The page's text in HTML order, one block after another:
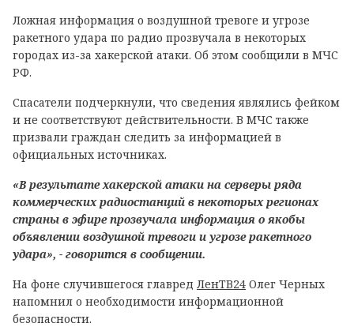
Ложная информация о воздушной тревоге и угрозе
ракетного удара по радио прозвучала в некоторых
городах из-за хакерской атаки. Об этом сообщили в МЧС
РФ.
Спасатели подчеркнули, что сведения являлись фейком
и не соответствуют действительности. В МЧС также
призвали граждан следить за информацией в
официальных источниках.
«В результате хакерской атаки на серверы ряда
коммерческих радиостанций в некоторых регионах
страны в эфире прозвучала информация о якобы
объявлении воздушной тревоги и угрозе ракетного
удара», - говорится в сообщении.
На фоне случившегося главред ЛенТВ24 Олег Черных
напомнил о необходимости информационной
безопасности.